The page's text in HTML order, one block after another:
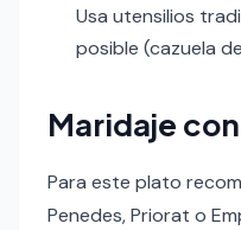
Usa utensilios
posible (cazuela
Maridaje
Para este plato
Penedes, Priorat o